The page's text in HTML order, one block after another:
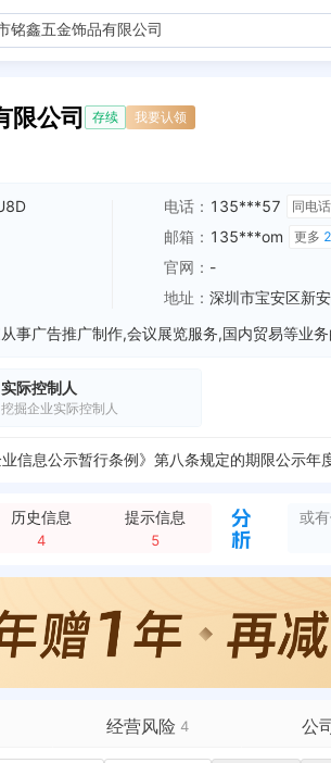
限公司 存续 我要认领
电话： 135***57 同电
邮箱： 135***om 更多 2
官网： -
地址： 深圳市宝安区新
实际控制人
挖掘企业实际控制人
山区坑梓街道坪山大道6112号502
深圳市坪山区坑梓街道坪山大道6112号502
全
历史信息
4
提示信息
5
或
经营风险 4 公